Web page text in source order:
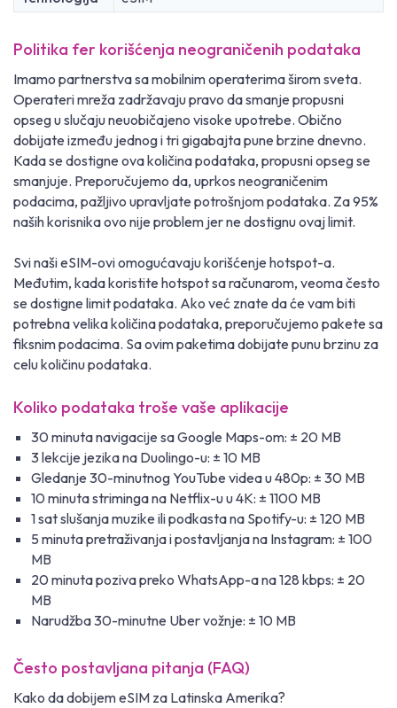
Politika fer korišćenja neograničenih podataka
Imamo partnerstva sa mobilnim operaterima širom sveta.
Operateri mreža zadržavaju pravo da smanje propusni
opseg u slučaju neuobičajeno visoke upotrebe. Obično
dobijate između jednog i tri gigabajta pune brzine dnevno.
Kada se dostigne ova količina podataka, propusni opseg se
smanjuje. Preporučujemo da, uprkos neograničenim
podacima, pažljivo upravljate potrošnjom podataka. Za 95%
naših korisnika ovo nije problem jer ne dostignu ovaj limit.
Svi naši eSIM-ovi omogućavaju korišćenje hotspot-a.
Međutim, kada koristite hotspot sa računarom, veoma često
se dostigne limit podataka. Ako već znate da će vam biti
potrebna velika količina podataka, preporučujemo pakete sa
fiksnim podacima. Sa ovim paketima dobijate punu brzinu za
celu količinu podataka.
Koliko podataka troše vaše aplikacije
30 minuta navigacije sa Google Maps-om: ± 20 MB
3 lekcije jezika na Duolingo-u: ± 10 MB
Gledanje 30-minutnog YouTube videa u 480p: ± 30 MB
10 minuta striminga na Netflix-u u 4K: ± 1100 MB
1 sat slušanja muzike ili podkasta na Spotify-u: ± 120 MB
5 minuta pretraživanja i postavljanja na Instagram: ± 100
MB
20 minuta poziva preko WhatsApp-a na 128 kbps: ± 20
MB
Narudžba 30-minutne Uber vožnje: ± 10 MB
Često postavljana pitanja (FAQ)
Kako da dobijem eSIM za Latinska Amerika?